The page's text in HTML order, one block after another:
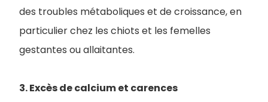
des troubles métaboliques et de croissance, en
particulier chez les chiots et les femelles
gestantes ou allaitantes.
3. Excès de calcium et carences